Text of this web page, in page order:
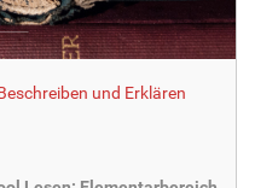
und Erklären